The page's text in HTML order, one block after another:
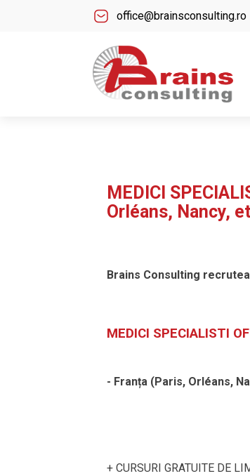
office@brainsconsulting.ro
MEDICI
Orléans, Nancy,
Brains Consulting
MEDICI SPECIALISTI
- Franța (Paris, Orléans,
+ CURSURI GRATUITE DE